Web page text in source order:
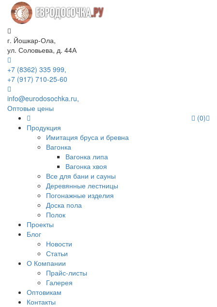
г. Йошкар-Ола,
ул. Соловьева, д. 44А
+7 (8362) 335 999,
+7 (917) 710-25-60
info@eurodosochka.ru,
Оптовые цены
Продукция
Имитация бруса и бревна
Вагонка
Вагонка липа
Вагонка хвоя
Все для бани и сауны
Деревянные лестницы
Погонажные изделия
Доска пола
Полок
Проекты
Блог
Новости
Статьи
О Компании
Прайс-листы
Галерея
Оптовикам
Контакты
(0)